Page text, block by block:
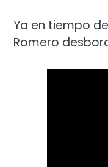
Ya en tiempo
Romero